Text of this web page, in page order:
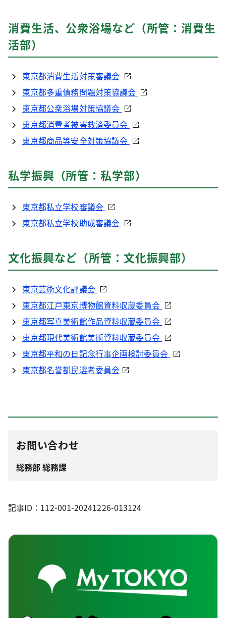
消費生活、公衆浴場など（所管：消費生
活部）
東京都消費生活対策審議会
東京都多重債務問題対策協議会
東京都公衆浴場対策協議会
東京都消費者被害救済委員会
東京都商品等安全対策協議会
私学振興（所管：私学部）
東京都私立学校審議会
東京都私立学校助成審議会
文化振興など（所管：文化振興部）
東京芸術文化評議会
東京都江戸東京博物館資料収蔵委員会
東京都写真美術館作品資料収蔵委員会
東京都現代美術館美術資料収蔵委員会
東京都平和の日記念行事企画検討委員会
東京都名誉都民選考委員会
お問い合わせ
総務部 総務課
記事ID：112-001-20241226-013124